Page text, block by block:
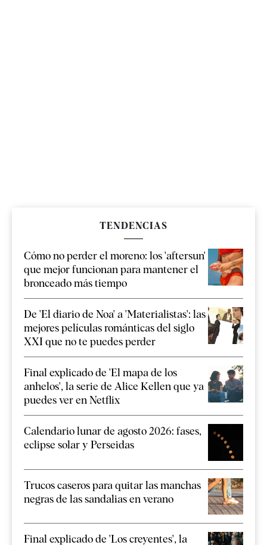
TENDENCIAS
Cómo no perder el moreno: los 'aftersun'
que mejor funcionan para mantener el
bronceado más tiempo
De 'El diario de Noa' a 'Materialistas': las
mejores películas románticas del siglo
XXI que no te puedes perder
Final explicado de 'El mapa de los
anhelos', la serie de Alice Kellen que ya
puedes ver en Netflix
Calendario lunar de agosto 2026: fases,
eclipse solar y Perseidas
Trucos caseros para quitar las manchas
negras de las sandalias en verano
Final explicado de 'Los creyentes', la